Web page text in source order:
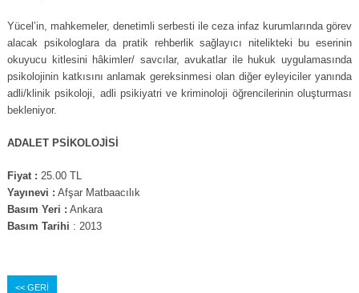
Yücel’in, mahkemeler, denetimli serbesti ile ceza infaz kurumlarında görev
alacak psikologlara da pratik rehberlik sağlayıcı nitelikteki bu eserinin
okuyucu kitlesini hâkimler/ savcılar, avukatlar ile hukuk uygulamasında
psikolojinin katkısını anlamak gereksinmesi olan diğer eyleyiciler yanında
adli/klinik psikoloji, adli psikiyatri ve kriminoloji öğrencilerinin oluşturması
bekleniyor.
ADALET PSİKOLOJİSİ
Fiyat : 25.00 TL
Yayınevi : Afşar Matbaacılık
Basım Yeri : Ankara
Basım Tarihi : 2013
<< GERİ